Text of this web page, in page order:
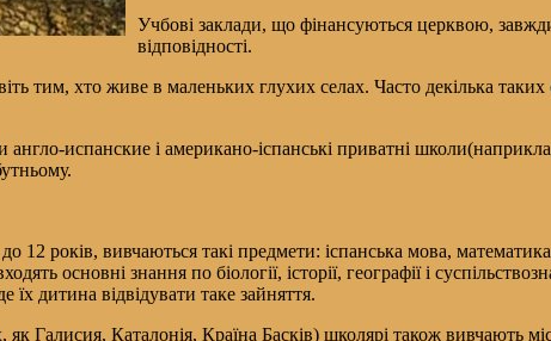
Учбові заклади, що фінансуються церквою,
відповідності.
тим, хто живе в маленьких глухих селах. Часто декілька
англо-испанские і американо-іспанські приватні
12 років, вивчаються такі предмети: іспанська мова,
основні знання по біології, історії, географії і
дитина відвідувати таке зайняття.
Галисия, Каталонія, Країна Басків) школярі також вивчають